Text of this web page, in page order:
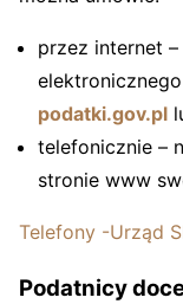
przez internet
podatki.gov.pl
telefonicznie –
stronie www
Telefony -Urząd
Podatnicy